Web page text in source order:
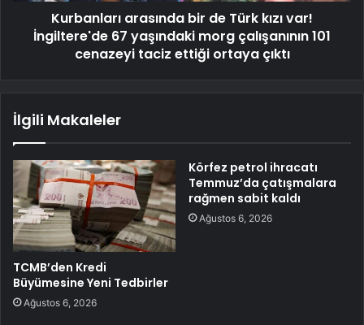
Kurbanları arasında bir de Türk kızı var!
İngiltere'de 67 yaşındaki morg çalışanının 101
cenazeyi taciz ettiği ortaya çıktı
İlgili Makaleler
TCMB’den Kredi
Büyümesine Yeni Tedbirler
Ağustos 6, 2026
Körfez petrol ihracatı
Temmuz’da çatışmalara
rağmen sabit kaldı
Ağustos 6, 2026